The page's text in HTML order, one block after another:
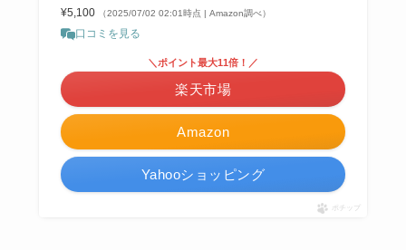
¥5,100 （2025/07/02 02:01時点 | Amazon調べ）
口コミを見る
Amazon
＼ポイント最大11倍！／
楽天市場
Yahooショッピング
ポチップ